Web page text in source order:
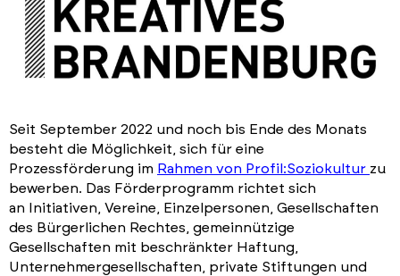
Seit September 2022 und noch bis Ende des Monats
besteht die Möglichkeit, sich für eine
Prozessförderung im Rahmen von Profil:Soziokultur zu
bewerben. Das Förderprogramm richtet sich
an Initiativen, Vereine, Einzelpersonen, Gesellschaften
des Bürgerlichen Rechtes, gemeinnützige
Gesellschaften mit beschränkter Haftung,
Unternehmergesellschaften, private Stiftungen und